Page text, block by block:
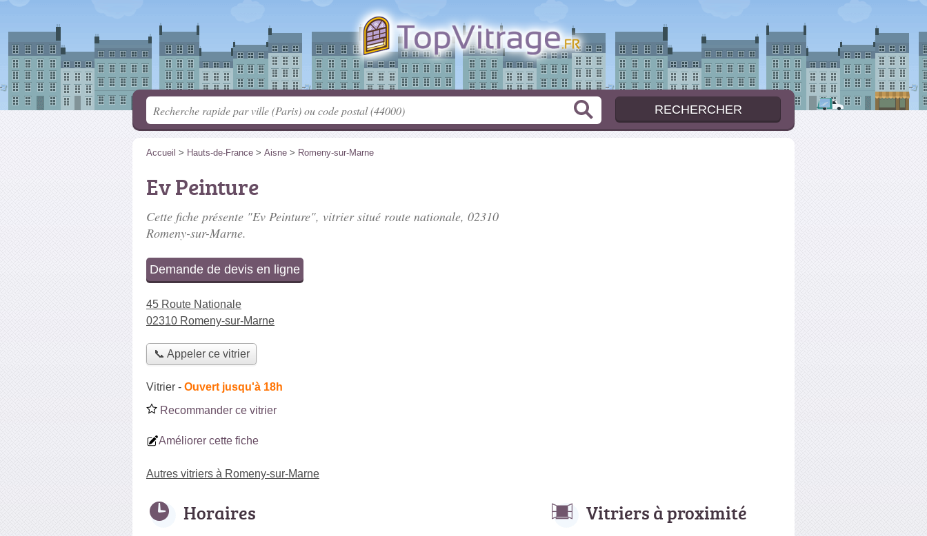
Accueil > Hauts-de-France > Aisne > Romeny-sur-Marne
Ev Peinture
Cette fiche présente "Ev Peinture", vitrier situé route nationale, 02310
Romeny-sur-Marne.
Demande de devis en ligne
45 Route Nationale
02310 Romeny-sur-Marne
📞 Appeler ce vitrier
Vitrier - Ouvert jusqu'à 18h
Recommander ce vitrier
Améliorer cette fiche
Autres vitriers à Romeny-sur-Marne
Horaires Vitriers à proximité